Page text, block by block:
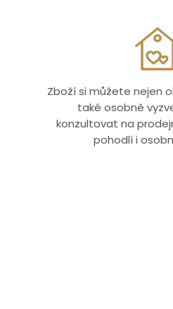
Zboží si můžete nejen
také osobně
konzultovat na
pohodlí i